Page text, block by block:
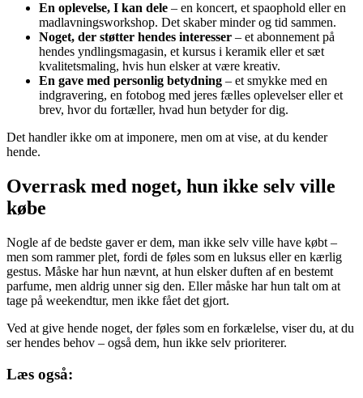
En oplevelse, I kan dele – en koncert, et spaophold eller en
madlavningsworkshop. Det skaber minder og tid sammen.
Noget, der støtter hendes interesser – et abonnement på
hendes yndlingsmagasin, et kursus i keramik eller et sæt
kvalitetsmaling, hvis hun elsker at være kreativ.
En gave med personlig betydning – et smykke med en
indgravering, en fotobog med jeres fælles oplevelser eller et
brev, hvor du fortæller, hvad hun betyder for dig.
Det handler ikke om at imponere, men om at vise, at du kender
hende.
Overrask med noget, hun ikke selv ville
købe
Nogle af de bedste gaver er dem, man ikke selv ville have købt –
men som rammer plet, fordi de føles som en luksus eller en kærlig
gestus. Måske har hun nævnt, at hun elsker duften af en bestemt
parfume, men aldrig unner sig den. Eller måske har hun talt om at
tage på weekendtur, men ikke fået det gjort.
Ved at give hende noget, der føles som en forkælelse, viser du, at du
ser hendes behov – også dem, hun ikke selv prioriterer.
Læs også: